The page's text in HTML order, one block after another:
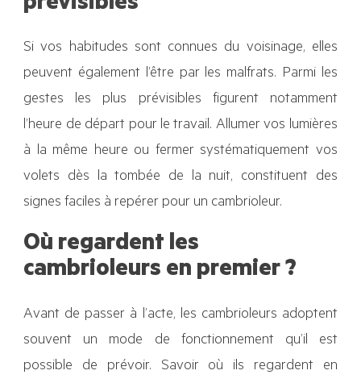
Si vos habitudes sont connues du voisinage, elles
peuvent également l’être par les malfrats. Parmi les
gestes les plus prévisibles figurent notamment
l’heure de départ pour le travail. Allumer vos lumières
à la même heure ou fermer systématiquement vos
volets dès la tombée de la nuit, constituent des
signes faciles à repérer pour un cambrioleur.
Où regardent les
cambrioleurs en premier ?
Avant de passer à l’acte, les cambrioleurs adoptent
souvent un mode de fonctionnement qu’il est
possible de prévoir. Savoir où ils regardent en